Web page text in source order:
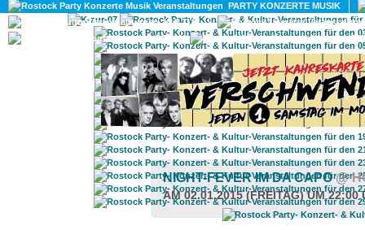
PARTY KONZERTE MUSIK
KULTUR
GAY
NIGHT-FEVER IM DA CAPO@
AM 02.01.2015 (FREITAG) UM 22:00